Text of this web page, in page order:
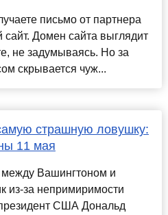
письмо от партнера
Домен сайта выглядит
не задумываясь. Но за
скрывается чуж...
страшную ловушку:
11 мая
Вашингтоном и
из-за непримиримости
США Дональд